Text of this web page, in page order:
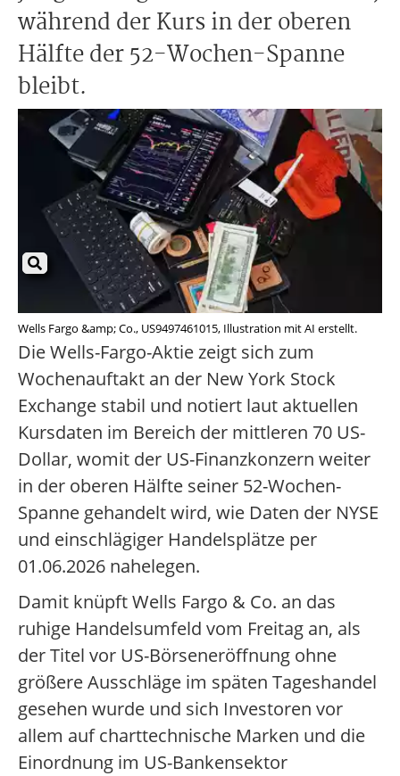
während der Kurs in der oberen
Hälfte der 52-Wochen-Spanne
bleibt.
Wells Fargo &amp; Co., US9497461015, Illustration mit AI erstellt.
Die Wells-Fargo-Aktie zeigt sich zum
Wochenauftakt an der New York Stock
Exchange stabil und notiert laut aktuellen
Kursdaten im Bereich der mittleren 70 US-
Dollar, womit der US-Finanzkonzern weiter
in der oberen Hälfte seiner 52-Wochen-
Spanne gehandelt wird, wie Daten der NYSE
und einschlägiger Handelsplätze per
01.06.2026 nahelegen.
Damit knüpft Wells Fargo & Co. an das
ruhige Handelsumfeld vom Freitag an, als
der Titel vor US-Börseneröffnung ohne
größere Ausschläge im späten Tageshandel
gesehen wurde und sich Investoren vor
allem auf charttechnische Marken und die
Einordnung im US-Bankensektor